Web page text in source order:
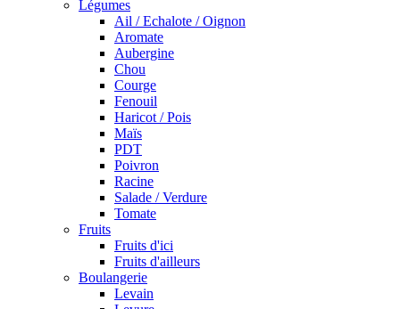
Légumes
Ail / Echalote / Oignon
Aromate
Aubergine
Chou
Courge
Fenouil
Haricot / Pois
Maïs
PDT
Poivron
Racine
Salade / Verdure
Tomate
Fruits
Fruits d'ici
Fruits d'ailleurs
Boulangerie
Levain